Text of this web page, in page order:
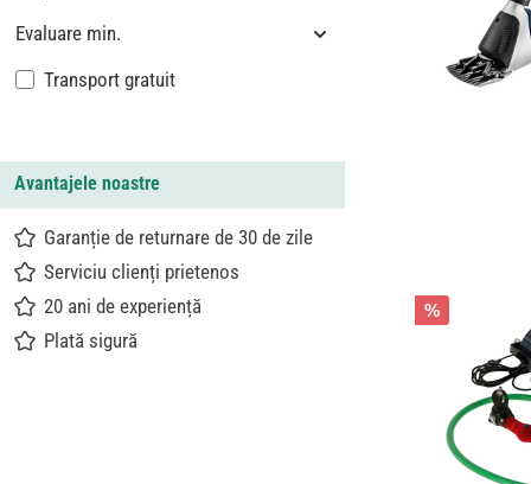
Evaluare min.
Adaugă filtru: Livrare gratuită
Transport gratuit
Avantajele noastre
Garanție de returnare de 30 de zile
Serviciu clienți prietenos
20 ani de experiență
Plată sigură
%